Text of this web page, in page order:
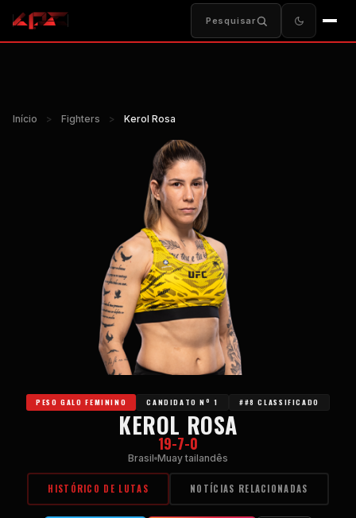
Pesquisar
Início > Fighters > Kerol Rosa
PESO GALO FEMININO CANDIDATO Nº 1 ##8 CLASSIFICADO
KEROL ROSA
19-7-0
Brasil Muay tailandês
HISTÓRICO DE LUTAS NOTÍCIAS RELACIONADAS